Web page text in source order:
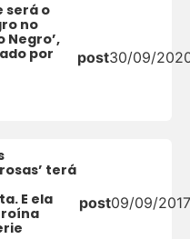
será o
no
Negro’,
por
post30/09/
terá
E ela
post09/09/2017